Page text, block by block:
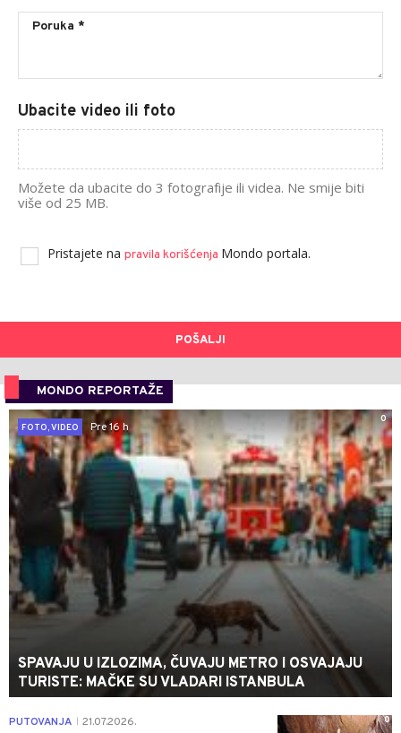
Ubacite video ili foto
Možete da ubacite do 3 fotografije ili videa. Ne smije biti
više od 25 MB.
Pristajete na pravila korišćenja Mondo portala.
POŠALJI
MONDO REPORTAŽE
0
FOTO, VIDEO
Pre 16 h
SPAVAJU U IZLOZIMA, ČUVAJU METRO I OSVAJAJU
TURISTE: MAČKE SU VLADARI ISTANBULA
0
PUTOVANJA 21.07.2026.